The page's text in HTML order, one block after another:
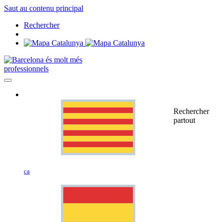
Saut au contenu principal
Rechercher
professionnels
ca
Rechercher
partout